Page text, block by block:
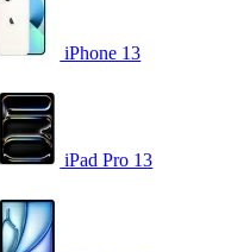
iPhone 13
iPad Pro 13